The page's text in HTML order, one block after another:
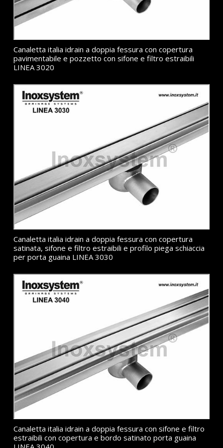
Canaletta italia idrain a doppia fessura con copertura
pavimentabile e pozzetto con sifone e filtro estraibili
LINEA 3020
Canaletta italia idrain a doppia fessura con copertura
satinata, sifone e filtro estraibili e profilo piega schiaccia
per porta guaina LINEA 3030
Canaletta italia idrain a doppia fessura con sifone e filtro
estraibili con copertura e bordo satinato porta guaina